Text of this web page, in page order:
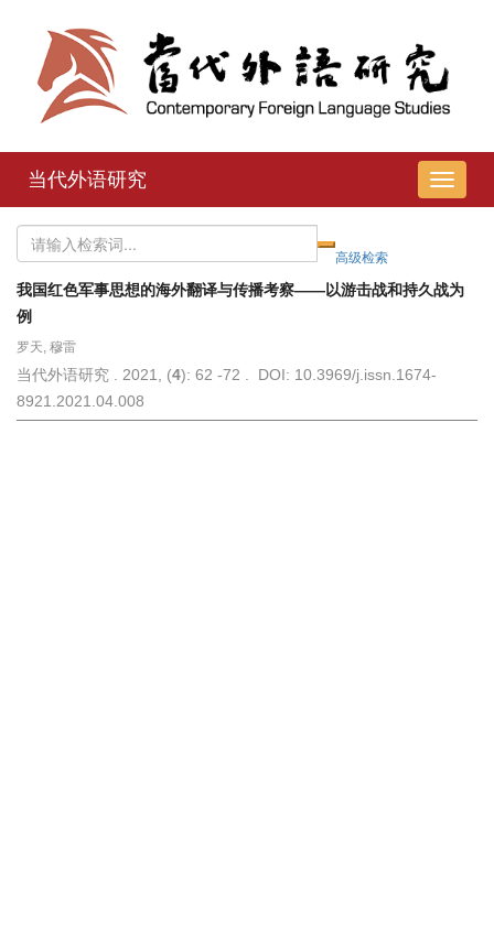
导
航
当代外语研究
我国红色军事思想的海外翻译与传播考察——以游击战和持久战为
例
罗天, 穆雷
当代外语研究 . 2021, (4): 62 -72 . DOI: 10.3969/j.issn.1674-
8921.2021.04.008